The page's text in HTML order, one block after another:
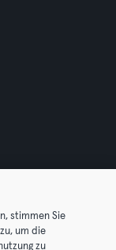
stimmen Sie
um die
zu